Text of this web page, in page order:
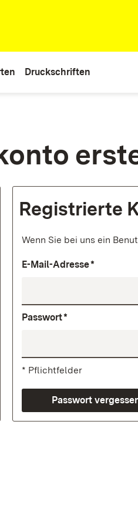
Druckschriften
Registrierte
Wenn Sie bei uns ein
E-Mail-Adresse
Passwort
* Pflichtfelder
Passwort